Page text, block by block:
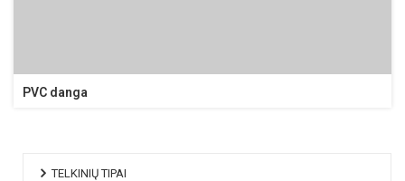
TELKINIŲ TIPAI
PVC danga